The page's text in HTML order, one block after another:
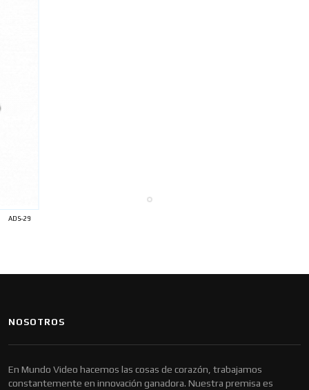
ADS-29
NOSOTROS
En Mundo Video hacemos las cosas de corazón, trabajamos
constantemente en innovación ganadora. Nuestra premisa es